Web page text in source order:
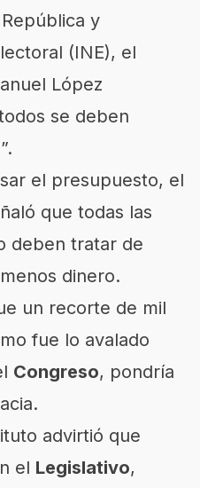
y
(INE), el
López
se deben
el presupuesto, el
que todas las
deben tratar de
dinero.
un recorte de mil
fue lo avalado
Congreso, pondría
advirtió que
el Legislativo,